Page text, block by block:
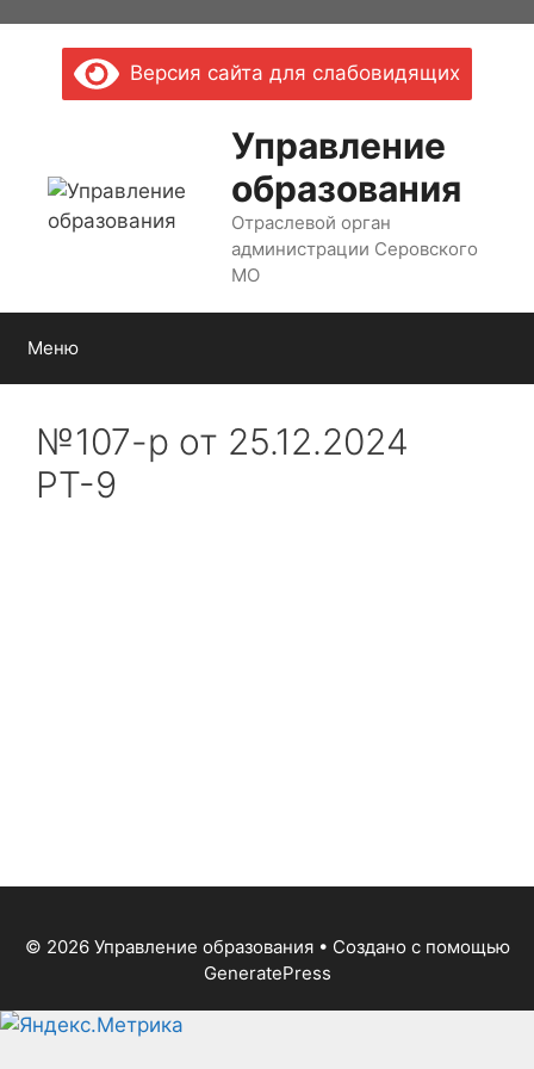
содержимомуВерсия сайта для слабовидящих
Управление
образования
Отраслевой орган
администрации Серовского
МО
Меню
№107-р от 25.12.2024
РТ-9
© 2026 Управление образования• Создано с помощью
GeneratePress